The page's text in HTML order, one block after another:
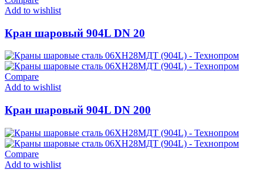
Add to wishlist
Кран шаровый 904L DN 20
Compare
Add to wishlist
Кран шаровый 904L DN 200
Compare
Add to wishlist